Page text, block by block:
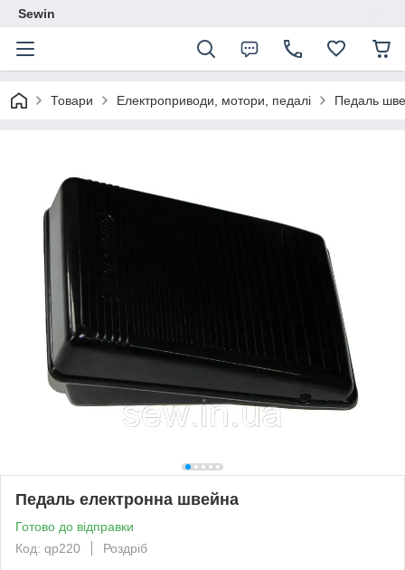
Sewin
Товари Електроприводи, мотори, педалі Педаль
Педаль електронна швейна
Готово до відправки
Код: qp220
Роздріб